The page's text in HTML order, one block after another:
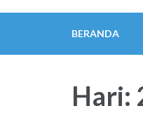
BERANDA
Hari: